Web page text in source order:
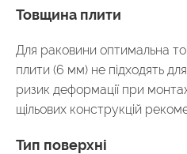
Товщина плити
Для раковини оптимальна
плити (6 мм) не підходять
ризик деформації при
щільових конструкцій
Тип поверхні